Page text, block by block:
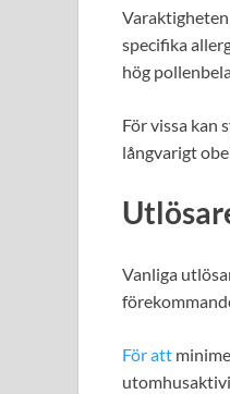
specifika
hög
För vissa kan
långvarigt
Vanliga
För att